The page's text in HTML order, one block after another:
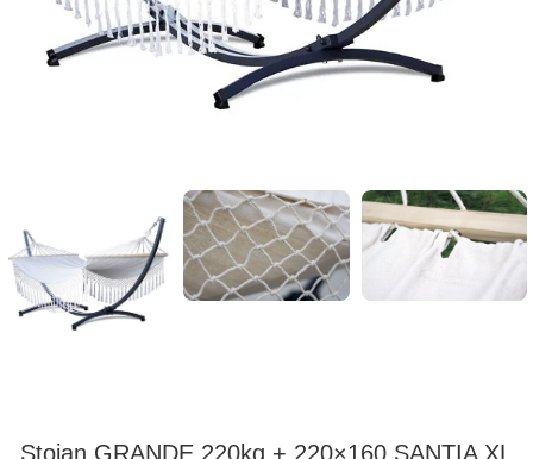
Stojan GRANDE 220kg + 220×160 SANTIA XL